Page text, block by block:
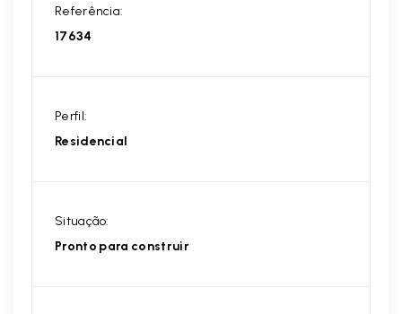
Referência:
17634
Perfil:
Residencial
Situação:
Pronto para construir